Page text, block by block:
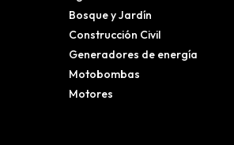
Bosque y Jardín
Construcción Civil
Generadores de energía
Motobombas
Motores